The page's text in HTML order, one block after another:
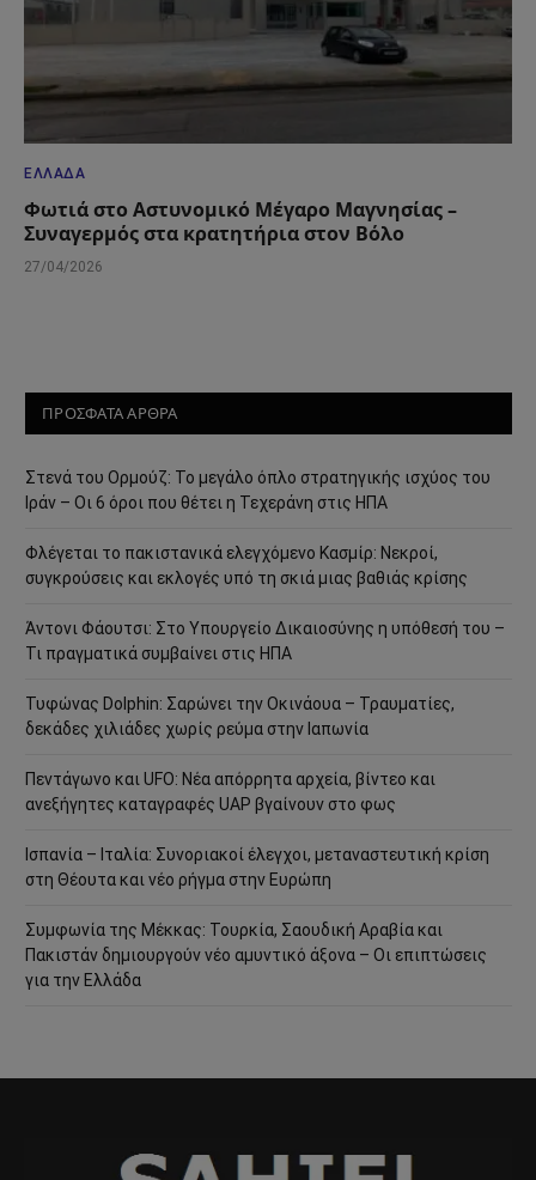
ΕΛΛΆΔΑ
Φωτιά στο Αστυνομικό Μέγαρο Μαγνησίας –
Συναγερμός στα κρατητήρια στον Βόλο
27/04/2026
ΠΡΟΣΦΑΤΑ ΑΡΘΡΑ
Στενά του Ορμούζ: Το μεγάλο όπλο στρατηγικής ισχύος του
Ιράν – Οι 6 όροι που θέτει η Τεχεράνη στις ΗΠΑ
Φλέγεται το πακιστανικά ελεγχόμενο Κασμίρ: Νεκροί,
συγκρούσεις και εκλογές υπό τη σκιά μιας βαθιάς κρίσης
Άντονι Φάουτσι: Στο Υπουργείο Δικαιοσύνης η υπόθεσή του –
Τι πραγματικά συμβαίνει στις ΗΠΑ
Τυφώνας Dolphin: Σαρώνει την Οκινάουα – Τραυματίες,
δεκάδες χιλιάδες χωρίς ρεύμα στην Ιαπωνία
Πεντάγωνο και UFO: Νέα απόρρητα αρχεία, βίντεο και
ανεξήγητες καταγραφές UAP βγαίνουν στο φως
Ισπανία – Ιταλία: Συνοριακοί έλεγχοι, μεταναστευτική κρίση
στη Θέουτα και νέο ρήγμα στην Ευρώπη
Συμφωνία της Μέκκας: Τουρκία, Σαουδική Αραβία και
Πακιστάν δημιουργούν νέο αμυντικό άξονα – Οι επιπτώσεις
για την Ελλάδα